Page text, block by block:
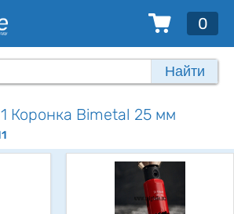
0
Найти
Коронка Bimetal 25 мм